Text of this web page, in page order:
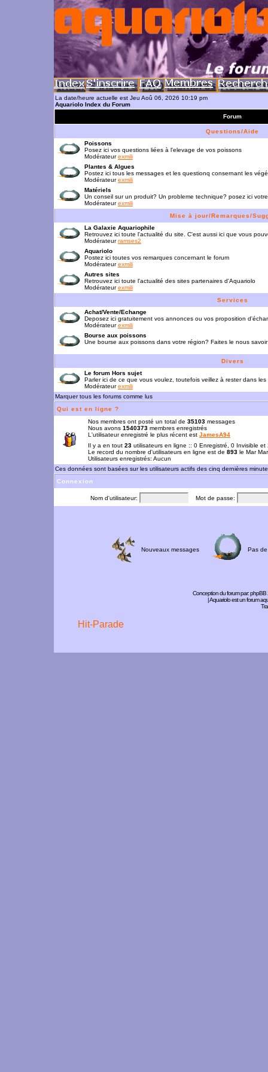
La date/heure actuelle est Jeu Aoû 06, 2026 10:19 pm
Aquariolo Index du Forum
Forum
Questions/Aide
Poissons
Posez ici vos questions liées à l'elevage de vos poissons
Modérateurexmili
Plantes & Algues
Postez ici tous les messages et les questionq consernant les
Modérateurexmili
Matériels
Un conseil sur un produit? Un probleme technique? posez ici
Modérateurexmili
Mise à jour/Remarques/
La Galaxie Aquariophile
Retrouvez ici toute l'actualité du site. C'est aussi ici que vous
Modérateurramses2
Aquariolo
Postez ici toutes vos remarques concernant le forum
Modérateurexmili
Autres sites
Retrouvez ici toute l'actualité des sites partenaires d'Aquariolo
Modérateurexmili
Services
Achat/Vente/Echange
Deposez ici gratuitement vos annonces ou vos proposition
Modérateurexmili
Bourse aux poissons
Une bourse aux poissons dans votre région? Faites le nous savoir
Divers
Le forum Hors sujet
Parler ici de ce que vous voulez, toutefois veillez à rester dans les
Modérateurexmili
Marquer tous les forums comme lus
Qui est en ligne ?
Nos membres ont posté un total de 35103 messages
Nous avons 1540373 membres enregistrés
L'utilisateur enregistré le plus récent est JamesA94
Il y a en tout 23 utilisateurs en ligne :: 0 Enregistré, 0 Invisible
Le record du nombre d'utilisateurs en ligne est de 893 le Mar
Utilisateurs enregistrés: Aucun
Ces données sont basées sur les utilisateurs actifs des cinq dernières
Connexion
Nom d'utilisateur: Mot de passe:
Nouveaux messages Pas
Conception du forum par:phpBB
| Aquariolo est un forum